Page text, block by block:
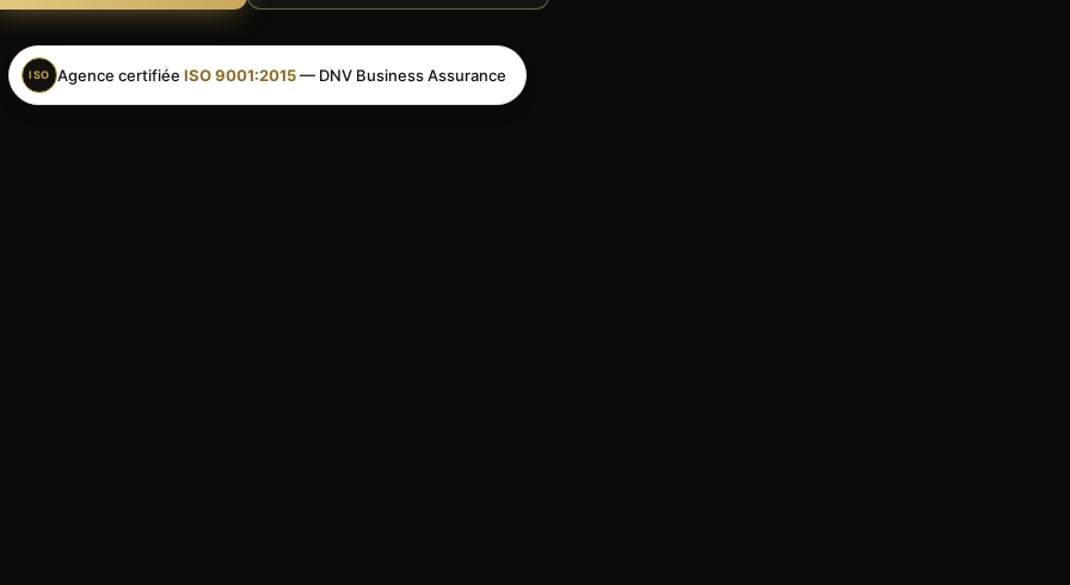
ISO Agence certifiée ISO 9001:2015— DNV Business Assurance